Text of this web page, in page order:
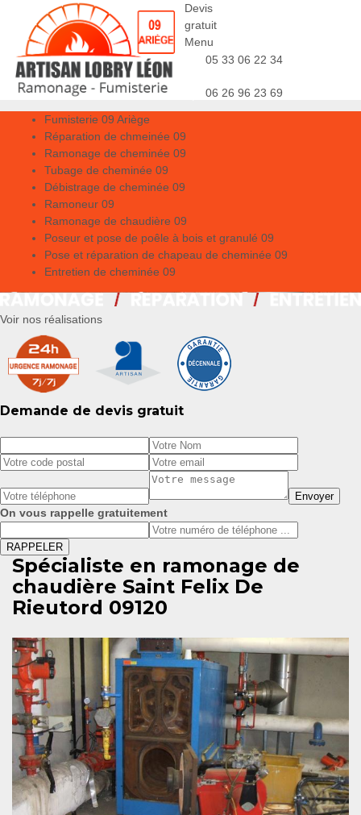
Devis
gratuit
Menu
05 33 06 22 34
06 26 96 23 69
Fumisterie 09 Ariège
Réparation de chmeinée 09
Ramonage de cheminée 09
Tubage de cheminée 09
Débistrage de cheminée 09
Ramoneur 09
Ramonage de chaudière 09
Poseur et pose de poêle à bois et granulé 09
Pose et réparation de chapeau de cheminée 09
Entretien de cheminée 09
Voir nos réalisations
Demande de devis gratuit
On vous rappelle gratuitement
Spécialiste en ramonage de
chaudière Saint Felix De
Rieutord 09120